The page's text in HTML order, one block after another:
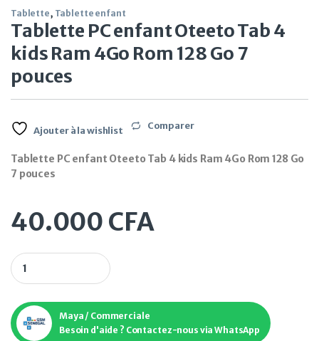
Tablette, Tablette enfant
Tablette PC enfant Oteeto Tab 4
kids Ram 4Go Rom 128 Go 7
pouces
Ajouter à la wishlist Comparer
Tablette PC enfant Oteeto Tab 4 kids Ram 4Go Rom 128 Go
7 pouces
40.000 CFA
Tablette PC enfant Oteeto Tab 4 kids Ram 4Go Rom 128 Go
Maya / Commerciale
Besoin d'aide ? Contactez-nous via WhatsApp